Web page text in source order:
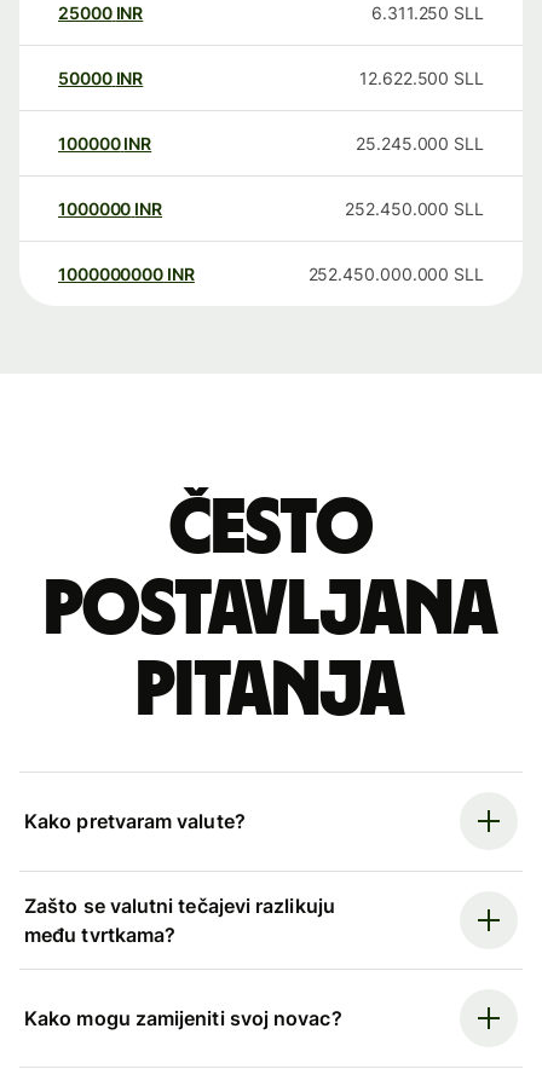
25000 INR 6.311.250 SLL
50000 INR 12.622.500 SLL
100000 INR 25.245.000 SLL
1000000 INR 252.450.000 SLL
1000000000 INR 252.450.000.000 SLL
Često
postavljana
pitanja
Kako pretvaram valute?
Zašto se valutni tečajevi razlikuju
među tvrtkama?
Kako mogu zamijeniti svoj novac?